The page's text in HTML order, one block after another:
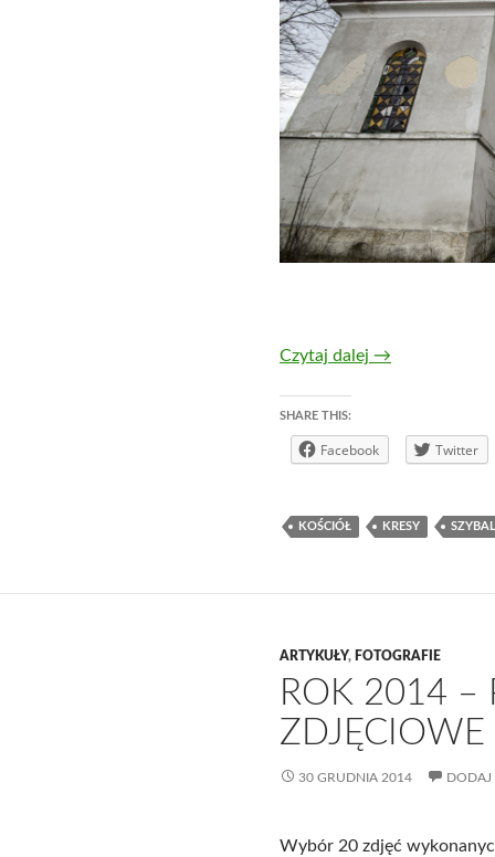
Czytaj dalej Kościół Matki
→
SHARE THIS:
Facebook Twitter
KOŚCIÓŁ KRESY
ARTYKUŁY, FOTOGRAFIE
ROK 2014 –
ZDJĘCIOWE
30 GRUDNIA 2014 DODAJ
Wybór 20 zdjęć